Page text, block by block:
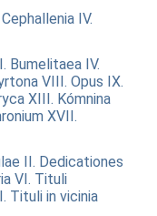
IV.
Bumelitaea IV.
VIII. Opus IX.
XIII. Kómnina
XVII.
II. Dedicationes
VI. Tituli
Tituli in vicinia